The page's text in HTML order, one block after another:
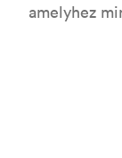
amelyhez